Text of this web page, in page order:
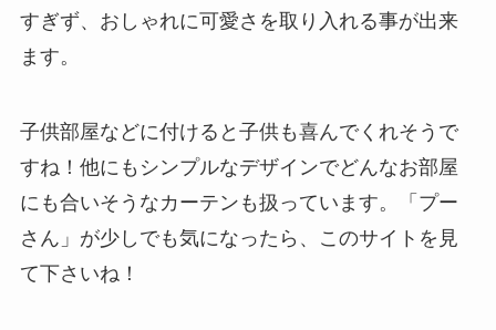
すぎず、おしゃれに可愛さを取り入れる事が出来
ます。
子供部屋などに付けると子供も喜んでくれそうで
すね！他にもシンプルなデザインでどんなお部屋
にも合いそうなカーテンも扱っています。「プー
さん」が少しでも気になったら、このサイトを見
て下さいね！